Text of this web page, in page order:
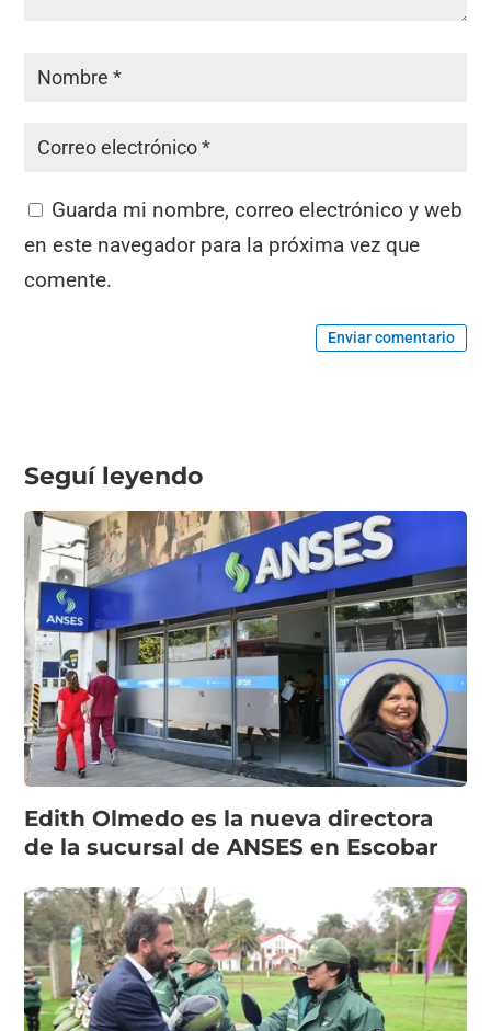
Guarda mi nombre, correo electrónico y web
en este navegador para la próxima vez que
comente.
Enviar comentario
Seguí leyendo
Edith Olmedo es la nueva directora
de la sucursal de ANSES en Escobar